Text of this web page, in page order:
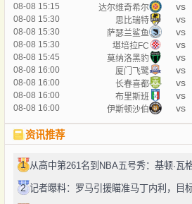
08-08 15:15 达尔维奇希尔 vs
08-08 15:30
思比瑞特 vs
08-08 15:30
萨瑟兰鲨鱼 vs
08-08 15:30
堪培拉FC vs
08-08 15:45
莫纳洛黑豹 vs
08-08 16:00
厦门飞鹭 vs
08-08 16:00
长春喜都 vs
08-08 16:00
布里斯班 vs
08-08 16:00
伊斯顿沙伯 vs
资讯推荐
1 从高中第261名到NBA五号秀：基顿·瓦
2 记者曝料：罗马引援瞄准马丁内利，目